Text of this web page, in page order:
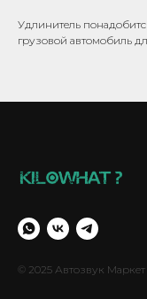
Удлинитель
грузовой автомобиль
© 2025 Автозвук Маркет